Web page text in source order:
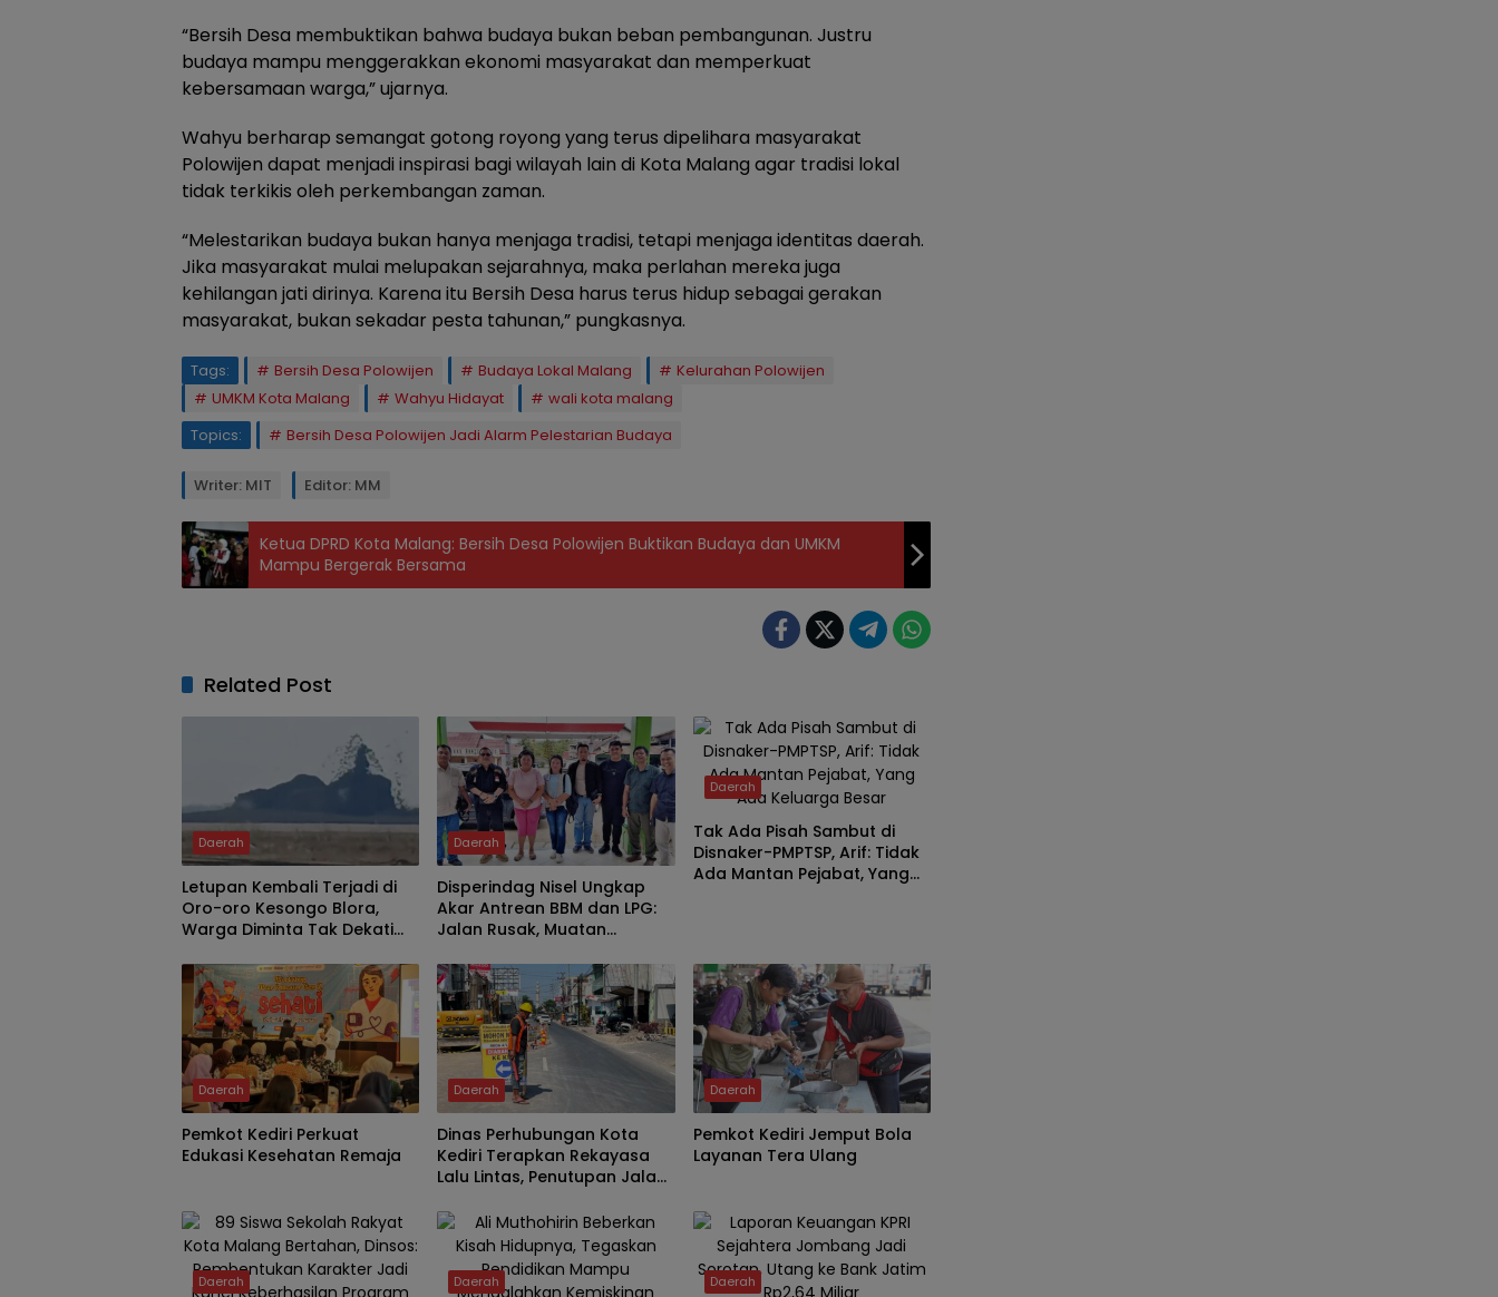
“Bersih Desa membuktikan bahwa budaya bukan beban pembangunan. Justru
budaya mampu menggerakkan ekonomi masyarakat dan memperkuat
kebersamaan warga,” ujarnya.
Wahyu berharap semangat gotong royong yang terus dipelihara masyarakat
Polowijen dapat menjadi inspirasi bagi wilayah lain di Kota Malang agar tradisi lokal
tidak terkikis oleh perkembangan zaman.
“Melestarikan budaya bukan hanya menjaga tradisi, tetapi menjaga identitas daerah.
Jika masyarakat mulai melupakan sejarahnya, maka perlahan mereka juga
kehilangan jati dirinya. Karena itu Bersih Desa harus terus hidup sebagai gerakan
masyarakat, bukan sekadar pesta tahunan,” pungkasnya.
Tags: Bersih Desa Polowijen Budaya Lokal Malang
Kelurahan Polowijen
UMKM Kota Malang
Wahyu Hidayat
wali kota malang
Topics:
Bersih Desa Polowijen Jadi Alarm Pelestarian Budaya
Writer: MIT Editor: MM
Ketua DPRD Kota Malang: Bersih Desa Polowijen Buktikan Budaya dan UMKM
Mampu Bergerak Bersama
Related Post
Daerah
Letupan Kembali Terjadi di
Oro-oro Kesongo Blora,
Warga Diminta Tak Dekati
Daerah
Disperindag Nisel Ungkap
Akar Antrean BBM dan LPG:
Jalan Rusak, Muatan
Terganggu
Daerah
Tak Ada Pisah Sambut di
Disnaker-PMPTSP, Arif: Tidak
Ada Mantan Pejabat, Yang
Daerah
Pemkot Kediri Perkuat
Edukasi Kesehatan Remaja
Daerah
Dinas Perhubungan Kota
Kediri Terapkan Rekayasa
Lalu Lintas, Penutupan Jalan
Daerah
Pemkot Kediri Jemput Bola
Layanan Tera Ulang
Daerah Daerah Daerah